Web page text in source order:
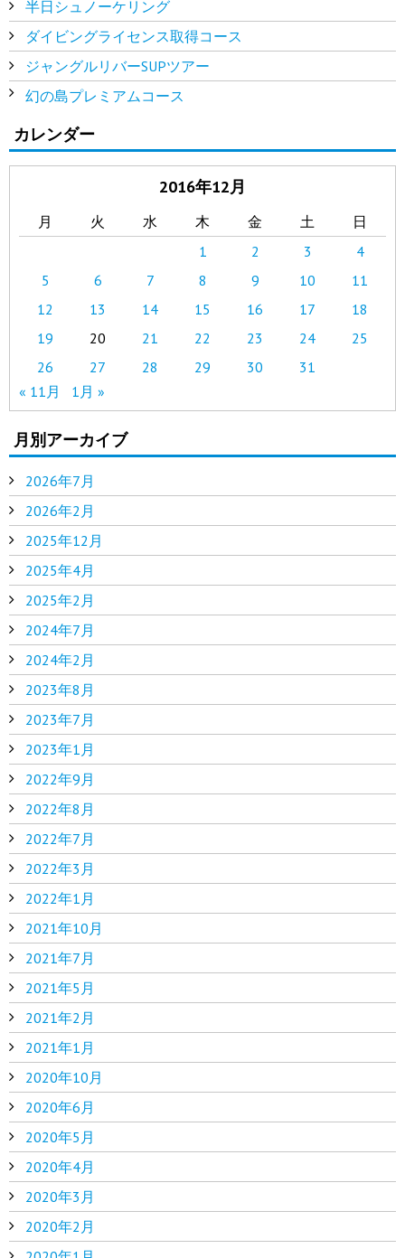
半日シュノーケリング
ダイビングライセンス取得コース
ジャングルリバーSUPツアー
幻の島プレミアムコース
カレンダー
2016年12月
月 火 水 木 金 土
日
1
2 3
4
5
6 7 8 9 10
11
12
13 14 15 16 17
18
19
20 21 22 23 24
25
26
27 28 29 30
31
« 11月
1月 »
月別アーカイブ
2026年7月
2026年2月
2025年12月
2025年4月
2025年2月
2024年7月
2024年2月
2023年8月
2023年7月
2023年1月
2022年9月
2022年8月
2022年7月
2022年3月
2022年1月
2021年10月
2021年7月
2021年5月
2021年2月
2021年1月
2020年10月
2020年6月
2020年5月
2020年4月
2020年3月
2020年2月